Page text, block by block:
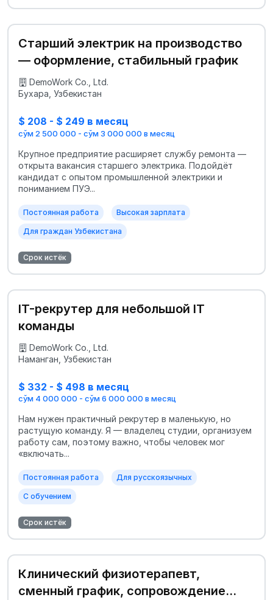
Старший электрик на производство
— оформление, стабильный график
DemoWork Co., Ltd.
Бухара, Узбекистан
$ 208 - $ 249 в месяц
сўм 2 500 000 - сўм 3 000 000 в месяц
Крупное предприятие расширяет службу ремонта —
открыта вакансия старшего электрика. Подойдёт
кандидат с опытом промышленной электрики и
пониманием ПУЭ...
Постоянная работа Высокая зарплата
Для граждан Узбекистана
Срок истёк
IT-рекрутер для небольшой IT
команды
DemoWork Co., Ltd.
Наманган, Узбекистан
$ 332 - $ 498 в месяц
сўм 4 000 000 - сўм 6 000 000 в месяц
Нам нужен практичный рекрутер в маленькую, но
растущую команду. Я — владелец студии, организуем
работу сам, поэтому важно, чтобы человек мог
«включать...
Постоянная работа Для русскоязычных
С обучением
Срок истёк
Клинический физиотерапевт,
сменный график, сопровождение